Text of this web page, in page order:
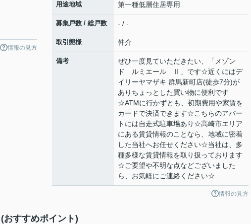
情報の見方
用途地域 第一種低層住居専用
募集戸数 / 総戸数 - / -
取引態様 仲介
備考
ぜひ一度見ていただきたい、「メゾン
ド ルミエール Ⅱ」です☆近くにはデ
イリーヤマザキ 群馬新町店(徒歩7分)が
ありちょっとした買い物に便利です
☆ATMに行かずとも、初期費用や家賃を
カードで決済できます☆こちらのアパー
トには自走式駐車場あり☆高崎市エリア
にある賃貸情報のことなら、地域に密着
した当社へお任せください☆当社は、多
種多様な賃貸情報を取り扱っております
☆ご要望や不明な点などございました
ら、お気軽にご連絡ください☆
情報の見方
すすめポイント)